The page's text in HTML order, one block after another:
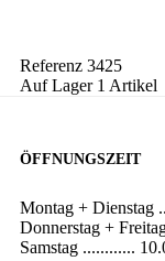
Referenz 3425
Auf Lager 1 Artikel
ÖFFNUNGSZEIT
Montag + Dienstag
Donnerstag +
Samstag ............